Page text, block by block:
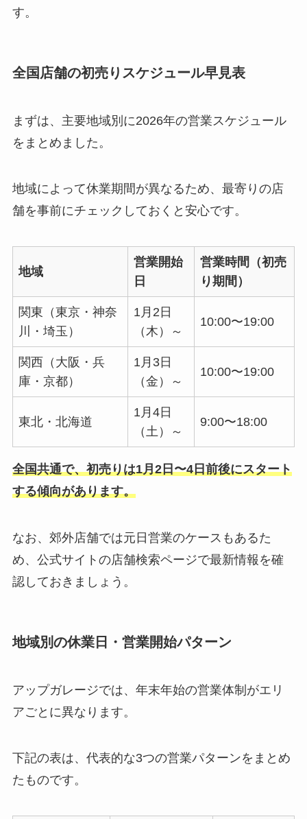
す。
全国店舗の初売りスケジュール早見表
まずは、主要地域別に2026年の営業スケジュール
をまとめました。
地域によって休業期間が異なるため、最寄りの店
舗を事前にチェックしておくと安心です。
地域
営業開始
日
営業時間（初売
り期間）
関東（東京・神奈
川・埼玉）
1月2日
（木）～
10:00〜19:00
関西（大阪・兵
庫・京都）
1月3日
（金）～
10:00〜19:00
東北・北海道
1月4日
（土）～
9:00〜18:00
全国共通で、初売りは1月2日〜4日前後にスタート
する傾向があります。
なお、郊外店舗では元日営業のケースもあるた
め、公式サイトの店舗検索ページで最新情報を確
認しておきましょう。
地域別の休業日・営業開始パターン
アップガレージでは、年末年始の営業体制がエリ
アごとに異なります。
下記の表は、代表的な3つの営業パターンをまとめ
たものです。